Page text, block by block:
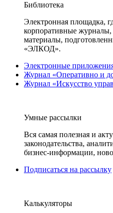
Библиотека
Электронная площадка,
корпоративные
материалы,
«ЭЛКОД».
Электронные
Журнал «Оперативно и
Журнал «Искусство
Умные рассылки
Вся самая полезная и
законодательства,
бизнес-информации,
Подписаться на рассылку
Калькуляторы